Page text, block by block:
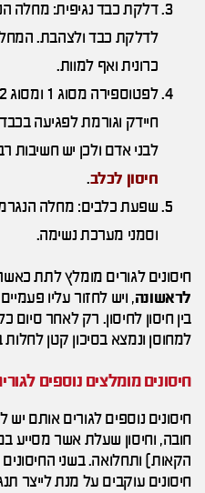
דלקת כבד נגיפית: מחלה
לדלקת כבד ולצהבת.
כרונית ואף למוות.
חיידק וגורמת לפגיעה
לבני אדם ולכן יש חשיבות
חיסון לכלב.
שפעת כלבים: מחלה
וסמני מערכת נשימה.
חיסונים לגורים מומלץ לתת
לראשונה, ויש לחזור עליו
בין חיסון לחיסון. רק לאחר סיום
למחוסן ונמצא בסיכון קטן
חיסונים מומלצים נוספים
חיסונים נוספים לגורים אותם יש
חובה, וחיסון שעלת אשר מסייע
הקאות) ותחלואה. בשני
חיסונים עוקבים על מנת לייצר